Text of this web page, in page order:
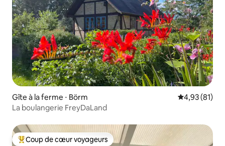
Gîte à la ferme ⋅ Börm Évaluation
4,93 (81)
La boulangerie FreyDaLand
Coups de cœur voyageurs les plus appréciés
Coup de cœur voyageurs